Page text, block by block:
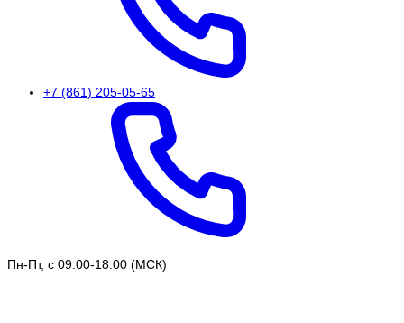
+7 (861) 205-05-65
Пн-Пт, с 09:00-18:00 (МСК)